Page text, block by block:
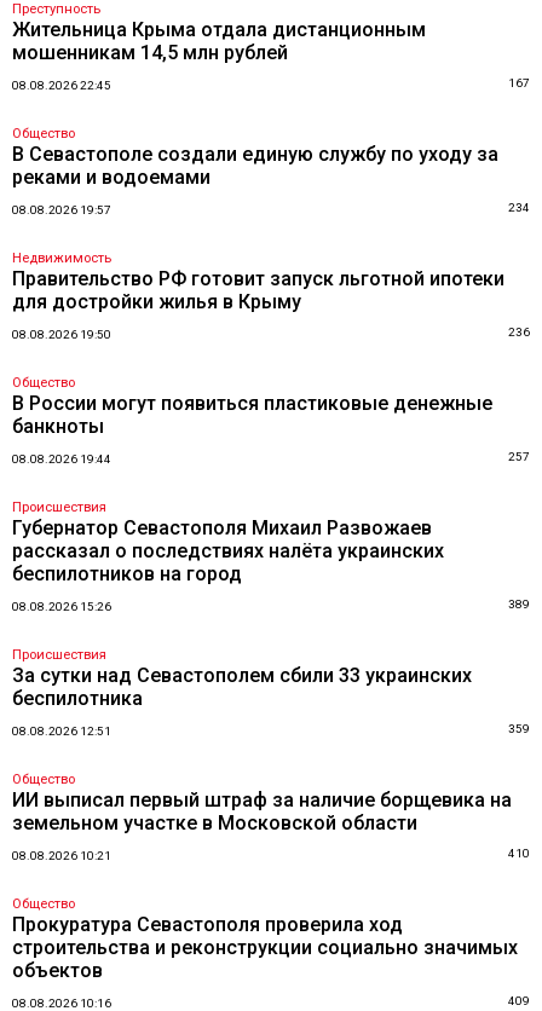
Преступность
Жительница Крыма отдала дистанционным
мошенникам 14,5 млн рублей
08.08.2026 22:45 167
Общество
В Севастополе создали единую службу по уходу за
реками и водоемами
08.08.2026 19:57 234
Недвижимость
Правительство РФ готовит запуск льготной ипотеки
для достройки жилья в Крыму
08.08.2026 19:50 236
Общество
В России могут появиться пластиковые денежные
банкноты
08.08.2026 19:44 257
Происшествия
Губернатор Севастополя Михаил Развожаев
рассказал о последствиях налёта украинских
беспилотников на город
08.08.2026 15:26 389
Происшествия
За сутки над Севастополем сбили 33 украинских
беспилотника
08.08.2026 12:51 359
Общество
ИИ выписал первый штраф за наличие борщевика на
земельном участке в Московской области
08.08.2026 10:21 410
Общество
Прокуратура Севастополя проверила ход
строительства и реконструкции социально значимых
объектов
08.08.2026 10:16 409